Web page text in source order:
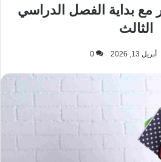
مع بداية الفصل الدراسي
الثالث
أبريل 13, 2026 0